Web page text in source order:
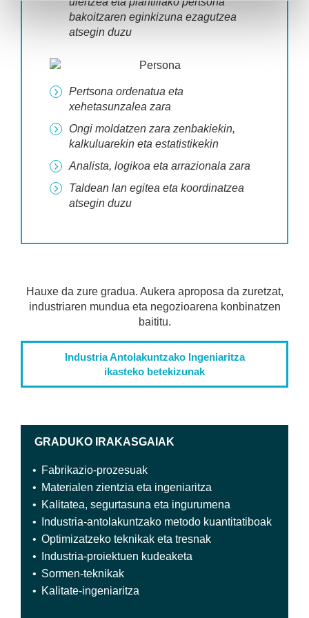
bakoitzaren eginkizuna ezagutzea
atsegin duzu
Pertsona ordenatua eta
xehetasunzalea zara
Ongi moldatzen zara zenbakiekin,
kalkuluarekin eta estatistikekin
Analista, logikoa eta arrazionala zara
Taldean lan egitea eta koordinatzea
atsegin duzu
Hauxe da zure gradua. Aukera aproposa da zuretzat,
industriaren mundua eta negozioarena konbinatzen
baititu.
Industria Antolakuntzako Ingeniaritza
ikasteko betekizunak
GRADUKO IRAKASGAIAK
Fabrikazio-prozesuak
Materialen zientzia eta ingeniaritza
Kalitatea, segurtasuna eta ingurumena
Industria-antolakuntzako metodo kuantitatiboak
Optimizatzeko teknikak eta tresnak
Industria-proiektuen kudeaketa
Sormen-teknikak
Kalitate-ingeniaritza